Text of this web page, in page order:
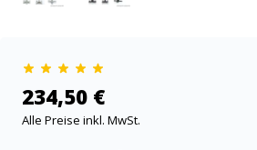
234,50 €
Alle Preise inkl. MwSt.